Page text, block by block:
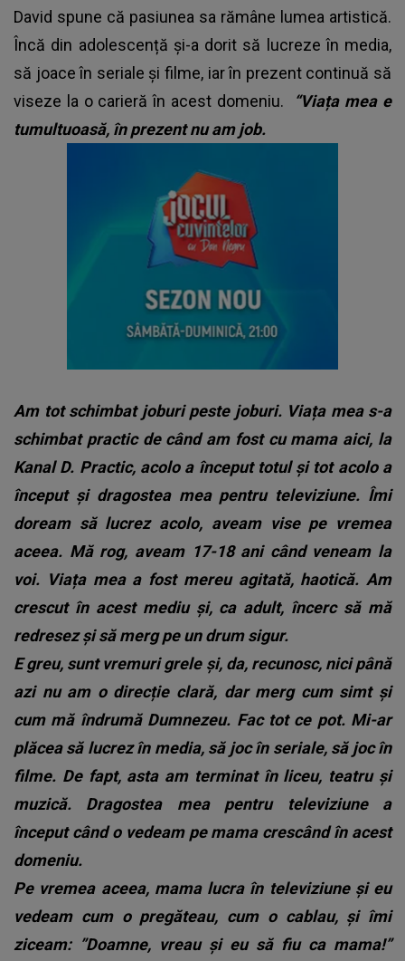
David spune că pasiunea sa rămâne lumea artistică.
Încă din adolescență și-a dorit să lucreze în media,
să joace în seriale și filme, iar în prezent continuă să
viseze la o carieră în acest domeniu.
“Viața mea e
tumultuoasă, în prezent nu am job.
Am tot schimbat joburi peste joburi. Viața mea s-a
schimbat practic de când am fost cu mama aici, la
Kanal D. Practic, acolo a început totul și tot acolo a
început și dragostea mea pentru televiziune. Îmi
doream să lucrez acolo, aveam vise pe vremea
aceea. Mă rog, aveam 17-18 ani când veneam la
voi. Viața mea a fost mereu agitată, haotică. Am
crescut în acest mediu și, ca adult, încerc să mă
redresez și să merg pe un drum sigur.
E greu, sunt vremuri grele și, da, recunosc, nici până
azi nu am o direcție clară, dar merg cum simt și
cum mă îndrumă Dumnezeu. Fac tot ce pot. Mi-ar
plăcea să lucrez în media, să joc în seriale, să joc în
filme. De fapt, asta am terminat în liceu, teatru și
muzică. Dragostea mea pentru televiziune a
început când o vedeam pe mama crescând în acest
domeniu.
Pe vremea aceea, mama lucra în televiziune și eu
vedeam cum o pregăteau, cum o cablau, și îmi
ziceam: ”Doamne, vreau și eu să fiu ca mama!”